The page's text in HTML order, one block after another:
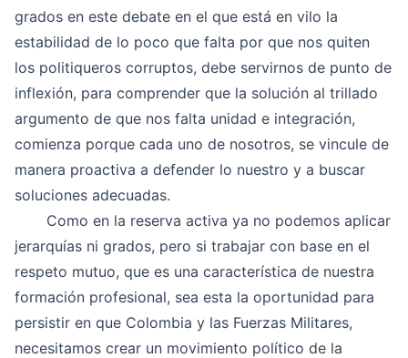
grados en este debate en el que está en vilo la
estabilidad de lo poco que falta por que nos quiten
los politiqueros corruptos, debe servirnos de punto de
inflexión, para comprender que la solución al trillado
argumento de que nos falta unidad e integración,
comienza porque cada uno de nosotros, se vincule de
manera proactiva a defender lo nuestro y a buscar
soluciones adecuadas.
Como en la reserva activa ya no podemos aplicar
jerarquías ni grados, pero si trabajar con base en el
respeto mutuo, que es una característica de nuestra
formación profesional, sea esta la oportunidad para
persistir en que Colombia y las Fuerzas Militares,
necesitamos crear un movimiento político de la